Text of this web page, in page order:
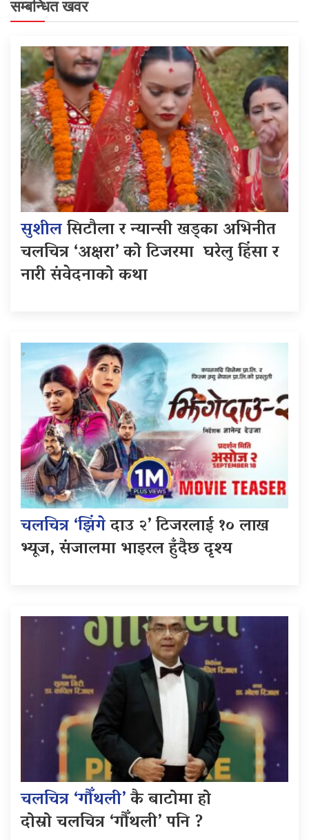
सम्बन्धित खवर
सुशीलसिटौला र न्यान्सी खड्का अभिनीत
चलचित्र ‘अक्षरा’ को टिजरमा घरेलु हिंसा र
नारी संवेदनाको कथा
चलचित्र ‘झिंगेदाउ २’ टिजरलाई १० लाख
भ्यूज, संजालमा भाइरल हुँदैछ दृश्य
चलचित्र ‘गौँथली’कै बाटोमा हो
दोस्रो चलचित्र ‘गौँथली’ पनि ?